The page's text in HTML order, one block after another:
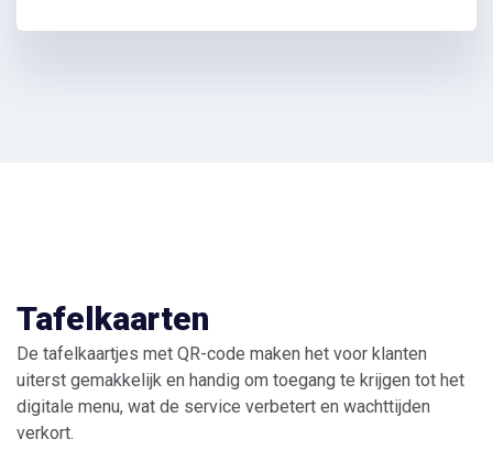
Tafelkaarten
De tafelkaartjes met QR-code maken het voor klanten
uiterst gemakkelijk en handig om toegang te krijgen tot het
digitale menu, wat de service verbetert en wachttijden
verkort.